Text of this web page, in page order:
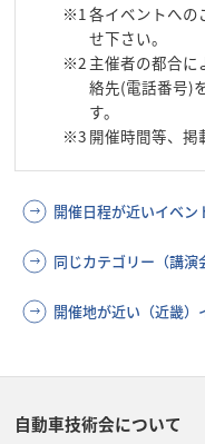
※1 各イベントへの
せ下さい。
※2 主催者の都合に
絡先(電話番号)
す。
※3 開催時間等、掲
開催日程が近いイベン
同じカテゴリー（講
開催地が近い（近畿）
自動車技術会について